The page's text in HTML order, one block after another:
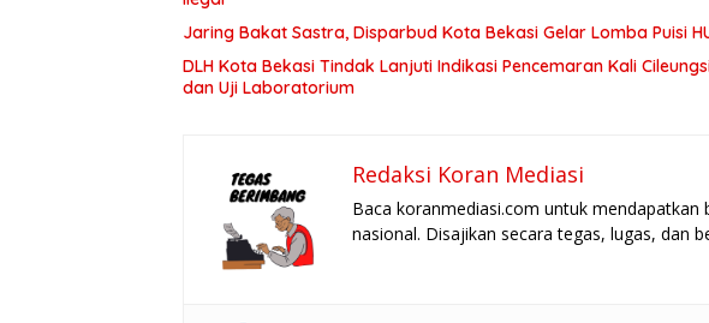
Jaring Bakat Sastra, Disparbud Kota Bekasi Gelar Lomba Puisi
DLH Kota Bekasi Tindak Lanjuti Indikasi Pencemaran Kali
dan Uji Laboratorium
Redaksi Koran Mediasi
Baca koranmediasi.com untuk mendapatkan
nasional. Disajikan secara tegas, lugas, dan